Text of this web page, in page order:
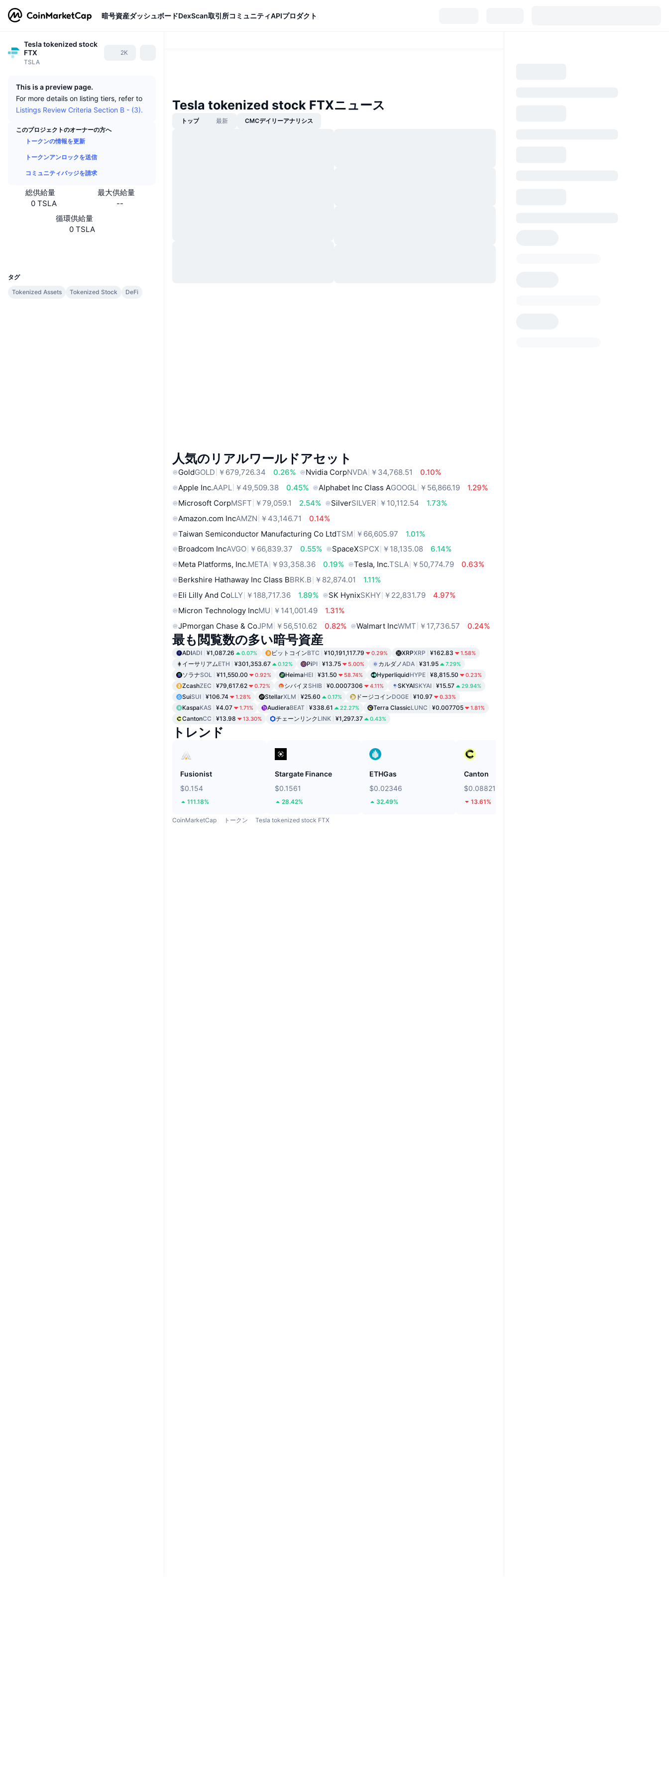
暗号資産ダッシュボードDexScan取引所コミュニティAPIプロダクト
Tesla tokenized stock
FTX
TSLA
2K
This is a preview page.
For more details on listing tiers, refer to
Listings Review Criteria Section B - (3).
このプロジェクトのオーナーの方へ
トークンの情報を更新
トークンアンロックを送信
コミュニティバッジを請求
総供給量
0 TSLA
最大供給量
--
循環供給量
0 TSLA
タグ
Tokenized Assets
Tokenized Stock DeFi
Tesla tokenized stock FTXニュース
トップ 最新 CMCデイリーアナリシス
人気のリアルワールドアセット
GoldGOLD ￥679,726.34 0.26% Nvidia CorpNVDA ￥34,768.51
0.10%
Apple Inc.AAPL ￥49,509.38 0.45% Alphabet Inc Class AGOOGL ￥56,866.19
1.29%
Microsoft CorpMSFT ￥79,059.1 2.54% SilverSILVER ￥10,112.54
1.73%
Amazon.com IncAMZN ￥43,146.71
0.14%
Taiwan Semiconductor Manufacturing Co LtdTSM ￥66,605.97
1.01%
Broadcom IncAVGO ￥66,839.37 0.55% SpaceXSPCX ￥18,135.08
6.14%
Meta Platforms, Inc.META ￥93,358.36 0.19% Tesla, Inc.TSLA ￥50,774.79
0.63%
Berkshire Hathaway Inc Class BBRK.B ￥82,874.01
1.11%
Eli Lilly And CoLLY ￥188,717.36 1.89% SK HynixSKHY ￥22,831.79
4.97%
Micron Technology IncMU ￥141,001.49
1.31%
JPmorgan Chase & CoJPM ￥56,510.62 0.82% Walmart IncWMT ￥17,736.57 0.24%
最も閲覧数の多い暗号資産
ADIADI ¥1,087.26 0.07% ビットコインBTC ¥10,191,117.79 0.29% XRPXRP ¥162.83 1.58%
イーサリアムETH ¥301,353.67 0.12% PiPI ¥13.75 5.00% カルダノADA ¥31.95 7.29%
ソラナSOL ¥11,550.00 0.92% HeimaHEI ¥31.50 58.74% HyperliquidHYPE ¥8,815.50 0.23%
ZcashZEC ¥79,617.62 0.72% シバイヌ SHIB ¥0.0007306 4.11% SKYAISKYAI ¥15.57 29.94%
SuiSUI ¥106.74 1.28% StellarXLM ¥25.60 0.17% ドージコインDOGE ¥10.97 0.33%
KaspaKAS ¥4.07 1.71% AudieraBEAT ¥338.61 22.27% Terra ClassicLUNC ¥0.007705 1.81%
CantonCC ¥13.98 13.30% チェーンリンク LINK ¥1,297.37 0.43%
トレンド
Fusionist
$0.154
111.18%
Stargate Finance
$0.1561
28.42%
ETHGas
$0.02346
32.49%
Canton
$0.08821
13.61%
CoinMarketCap トークン Tesla tokenized stock FTX